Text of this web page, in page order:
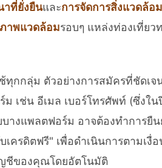
ที่ยั่งยืนและการจัดการสิ่งแวดล้อม
าพแวดล้อมรอบๆ แหล่งท่องเที่ยว
กกลุ่ม ตัวอย่างการสมัครที่ชัดเจ
เช่น อีเมล เบอร์โทรศัพท์ (ซึ่งใ
างแพลตฟอร์ม อาจต้องทำการยื
ครดิตฟรี" เพื่อดำเนินการตามเงื่
ญชีของคุณโดยอัตโนมัติ